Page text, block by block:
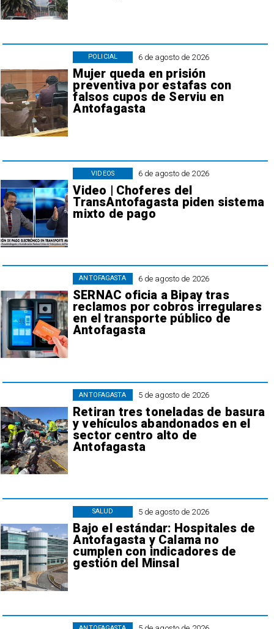
6 de agosto de 2026
Mujer queda en prisión
preventiva por estafas con
falsos cupos de Serviu en
Antofagasta
POLICIAL
6 de agosto de 2026
Video | Choferes del
TransAntofagasta piden sistema
mixto de pago
VIDEOS
6 de agosto de 2026
SERNAC oficia a Bipay tras
reclamos por cobros irregulares
en el transporte público de
Antofagasta
ANTOFAGASTA
5 de agosto de 2026
Retiran tres toneladas de basura
y vehículos abandonados en el
sector centro alto de
Antofagasta
ANTOFAGASTA
5 de agosto de 2026
Bajo el estándar: Hospitales de
Antofagasta y Calama no
cumplen con indicadores de
gestión del Minsal
SALUD